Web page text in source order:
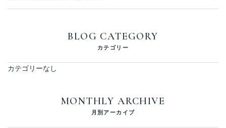
BLOG CATEGORY
カテゴリー
カテゴリーなし
MONTHLY ARCHIVE
月別アーカイブ